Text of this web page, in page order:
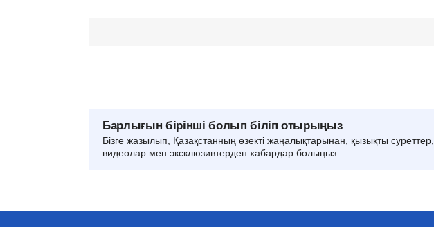
Барлығын бірінші болып біліп отырыңыз
Бізге жазылып, Қазақстанның өзекті жаңалықтарынан, қызықты суреттер,
видеолар мен эксклюзивтерден хабардар болыңыз.